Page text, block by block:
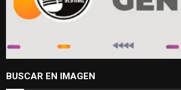
BUSCAR EN IMAGEN